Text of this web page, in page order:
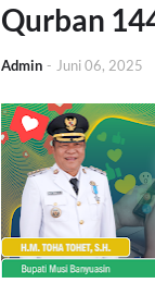
Qurban
Admin - Juni 06, 2025